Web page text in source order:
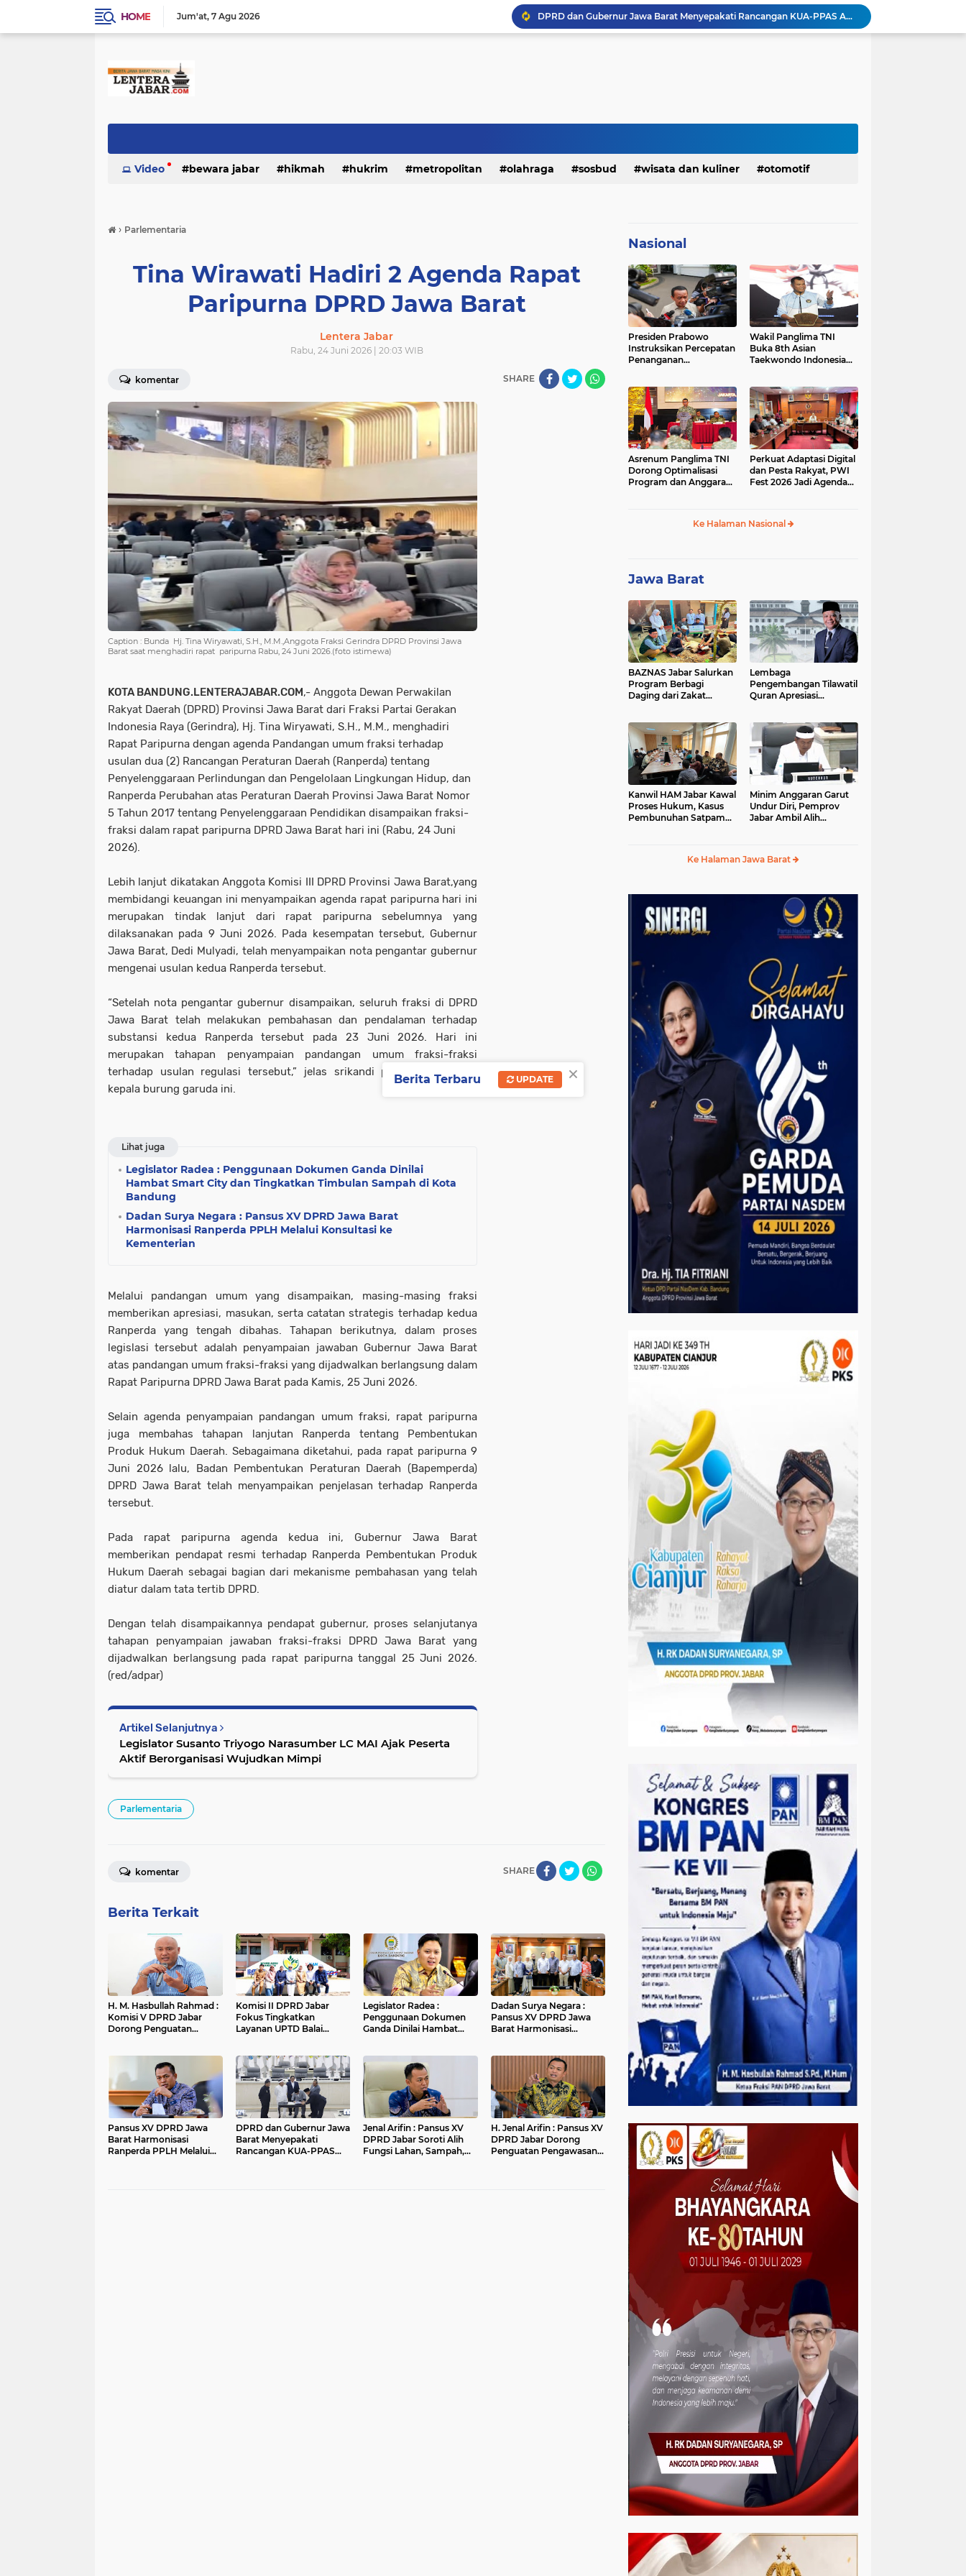
HOME Jum'at 7 Agu 2026
DPRD dan Gubernur Jawa Barat Menyepakati Rancangan KUA-PPAS APBD Tahun Anggaran 2027
Pemkot Siapkan 100 Armada Pengangkut Sampah Bila TPPAS Legok Nangka Beroperasi
KDM Fokus Rampungkan Pemenuhan Layanan Dasar dan Konektivitas Wilayah pada 2027
Video bewara jabar hikmah hukrim metropolitan olahraga sosbud wisata dan kuliner otomotif
› Parlementaria
Tina Wirawati Hadiri 2 Agenda Rapat
Paripurna DPRD Jawa Barat
Lentera Jabar
Rabu, 24 Juni 2026 | 20:03 WIB
komentar SHARE
Caption : Bunda Hj. Tina Wiryawati, S.H., M.M.,Anggota Fraksi Gerindra DPRD Provinsi Jawa
Barat saat menghadiri rapat paripurna Rabu, 24 Juni 2026.(foto istimewa)
KOTA BANDUNG.LENTERAJABAR.COM,- Anggota Dewan Perwakilan
Rakyat Daerah (DPRD) Provinsi Jawa Barat dari Fraksi Partai Gerakan
Indonesia Raya (Gerindra), Hj. Tina Wiryawati, S.H., M.M., menghadiri
Rapat Paripurna dengan agenda Pandangan umum fraksi terhadap
usulan dua (2) Rancangan Peraturan Daerah (Ranperda) tentang
Penyelenggaraan Perlindungan dan Pengelolaan Lingkungan Hidup, dan
Ranperda Perubahan atas Peraturan Daerah Provinsi Jawa Barat Nomor
5 Tahun 2017 tentang Penyelenggaraan Pendidikan disampaikan fraksi-
fraksi dalam rapat paripurna DPRD Jawa Barat hari ini (Rabu, 24 Juni
2026).
Lebih lanjut dikatakan Anggota Komisi III DPRD Provinsi Jawa Barat,yang
membidangi keuangan ini menyampaikan agenda rapat paripurna hari ini
merupakan tindak lanjut dari rapat paripurna sebelumnya yang
dilaksanakan pada 9 Juni 2026. Pada kesempatan tersebut, Gubernur
Jawa Barat, Dedi Mulyadi, telah menyampaikan nota pengantar gubernur
mengenai usulan kedua Ranperda tersebut.
“Setelah nota pengantar gubernur disampaikan, seluruh fraksi di DPRD
Jawa Barat telah melakukan pembahasan dan pendalaman terhadap
substansi kedua Ranperda tersebut pada 23 Juni 2026. Hari ini
merupakan tahapan penyampaian pandangan umum fraksi-fraksi
terhadap usulan regulasi tersebut,” jelas srikandi partai berlambang
kepala burung garuda ini.
Lihat juga
Legislator Radea : Penggunaan Dokumen Ganda Dinilai
Hambat Smart City dan Tingkatkan Timbulan Sampah di Kota
Bandung
Dadan Surya Negara : Pansus XV DPRD Jawa Barat
Harmonisasi Ranperda PPLH Melalui Konsultasi ke
Kementerian
Melalui pandangan umum yang disampaikan, masing-masing fraksi
memberikan apresiasi, masukan, serta catatan strategis terhadap kedua
Ranperda yang tengah dibahas. Tahapan berikutnya, dalam proses
legislasi tersebut adalah penyampaian jawaban Gubernur Jawa Barat
atas pandangan umum fraksi-fraksi yang dijadwalkan berlangsung dalam
Rapat Paripurna DPRD Jawa Barat pada Kamis, 25 Juni 2026.
Selain agenda penyampaian pandangan umum fraksi, rapat paripurna
juga membahas tahapan lanjutan Ranperda tentang Pembentukan
Produk Hukum Daerah. Sebagaimana diketahui, pada rapat paripurna 9
Juni 2026 lalu, Badan Pembentukan Peraturan Daerah (Bapemperda)
DPRD Jawa Barat telah menyampaikan penjelasan terhadap Ranperda
tersebut.
Pada rapat paripurna agenda kedua ini, Gubernur Jawa Barat
memberikan pendapat resmi terhadap Ranperda Pembentukan Produk
Hukum Daerah sebagai bagian dari mekanisme pembahasan yang telah
diatur dalam tata tertib DPRD.
Dengan telah disampaikannya pendapat gubernur, proses selanjutanya
tahapan penyampaian jawaban fraksi-fraksi DPRD Jawa Barat yang
dijadwalkan berlangsung pada rapat paripurna tanggal 25 Juni 2026.
(red/adpar)
Artikel Selanjutnya
Legislator Susanto Triyogo Narasumber LC MAI Ajak Peserta
Aktif Berorganisasi Wujudkan Mimpi
Parlementaria
SHARE
komentar
Berita Terkait
H. M. Hasbullah Rahmad :
Komisi V DPRD Jabar
Dorong Penguatan
Rakyat di Kabupaten
Bandung
Komisi II DPRD Jabar
Fokus Tingkatkan
Layanan UPTD Balai
Legislator Radea :
Penggunaan Dokumen
Ganda Dinilai Hambat
Sampah di Kota Bandung
Dadan Surya Negara :
Pansus XV DPRD Jawa
Barat Harmonisasi
Pansus XV DPRD Jawa
Barat Harmonisasi
Ranperda PPLH Melalui
DPRD dan Gubernur Jawa
Barat Menyepakati
Rancangan KUA-PPAS
Jenal Arifin : Pansus XV
DPRD Jabar Soroti Alih
Fungsi Lahan, Sampah,
H. Jenal Arifin : Pansus XV
DPRD Jabar Dorong
Penguatan Pengawasan
Nasional
Presiden Prabowo
Instruksikan Percepatan
Penanganan
BBM
Wakil Panglima TNI
Buka 8th Asian
Taekwondo Indonesia
Asrenum Panglima TNI
Dorong Optimalisasi
Program dan Anggaran
Perkuat Adaptasi Digital
dan Pesta Rakyat, PWI
Fest 2026 Jadi Agenda
Ke Halaman Nasional
Jawa Barat
BAZNAS Jabar Salurkan
Program Berbagi
Daging dari Zakat
Purwakarta
Lembaga
Pengembangan Tilawatil
Quran Apresiasi
Langsung MTQ Jabar
Kanwil HAM Jabar Kawal
Proses Hukum, Kasus
Pembunuhan Satpam
Minim Anggaran Garut
Undur Diri, Pemprov
Jabar Ambil Alih
Ke Halaman Jawa Barat
×
Berita Terbaru UPDATE